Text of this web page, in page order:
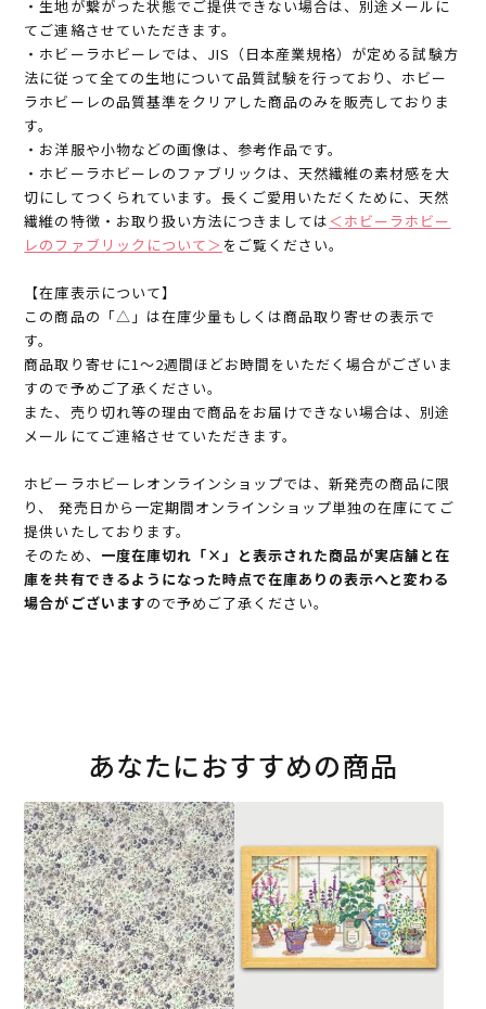
・生地が繋がった状態でご提供できない場合は、別途メールに
てご連絡させていただきます。
・ホビーラホビーレでは、JIS（日本産業規格）が定める試験方
法に従って全ての生地について品質試験を行っており、ホビー
ラホビーレの品質基準をクリアした商品のみを販売しておりま
す。
・お洋服や小物などの画像は、参考作品です。
・ホビーラホビーレのファブリックは、天然繊維の素材感を大
切にしてつくられています。長くご愛用いただくために、天然
繊維の特徴・お取り扱い方法につきましては＜ホビーラホビー
レのファブリックについて＞ をご覧ください。
【在庫表示について】
この商品の「△」は在庫少量もしくは商品取り寄せの表示で
す。
商品取り寄せに1～2週間ほどお時間をいただく場合がございま
すので予めご了承ください。
また、売り切れ等の理由で商品をお届けできない場合は、別途
メールにてご連絡させていただきます。
ホビーラホビーレオンラインショップでは、新発売の商品に限
り、 発売日から一定期間オンラインショップ単独の在庫にてご
提供いたしております。
そのため、 一度在庫切れ「×」と表示された商品が実店舗と在
庫を共有できるようになった時点で在庫ありの表示へと変わる
場合がございますので予めご了承ください。
あなたにおすすめの商品